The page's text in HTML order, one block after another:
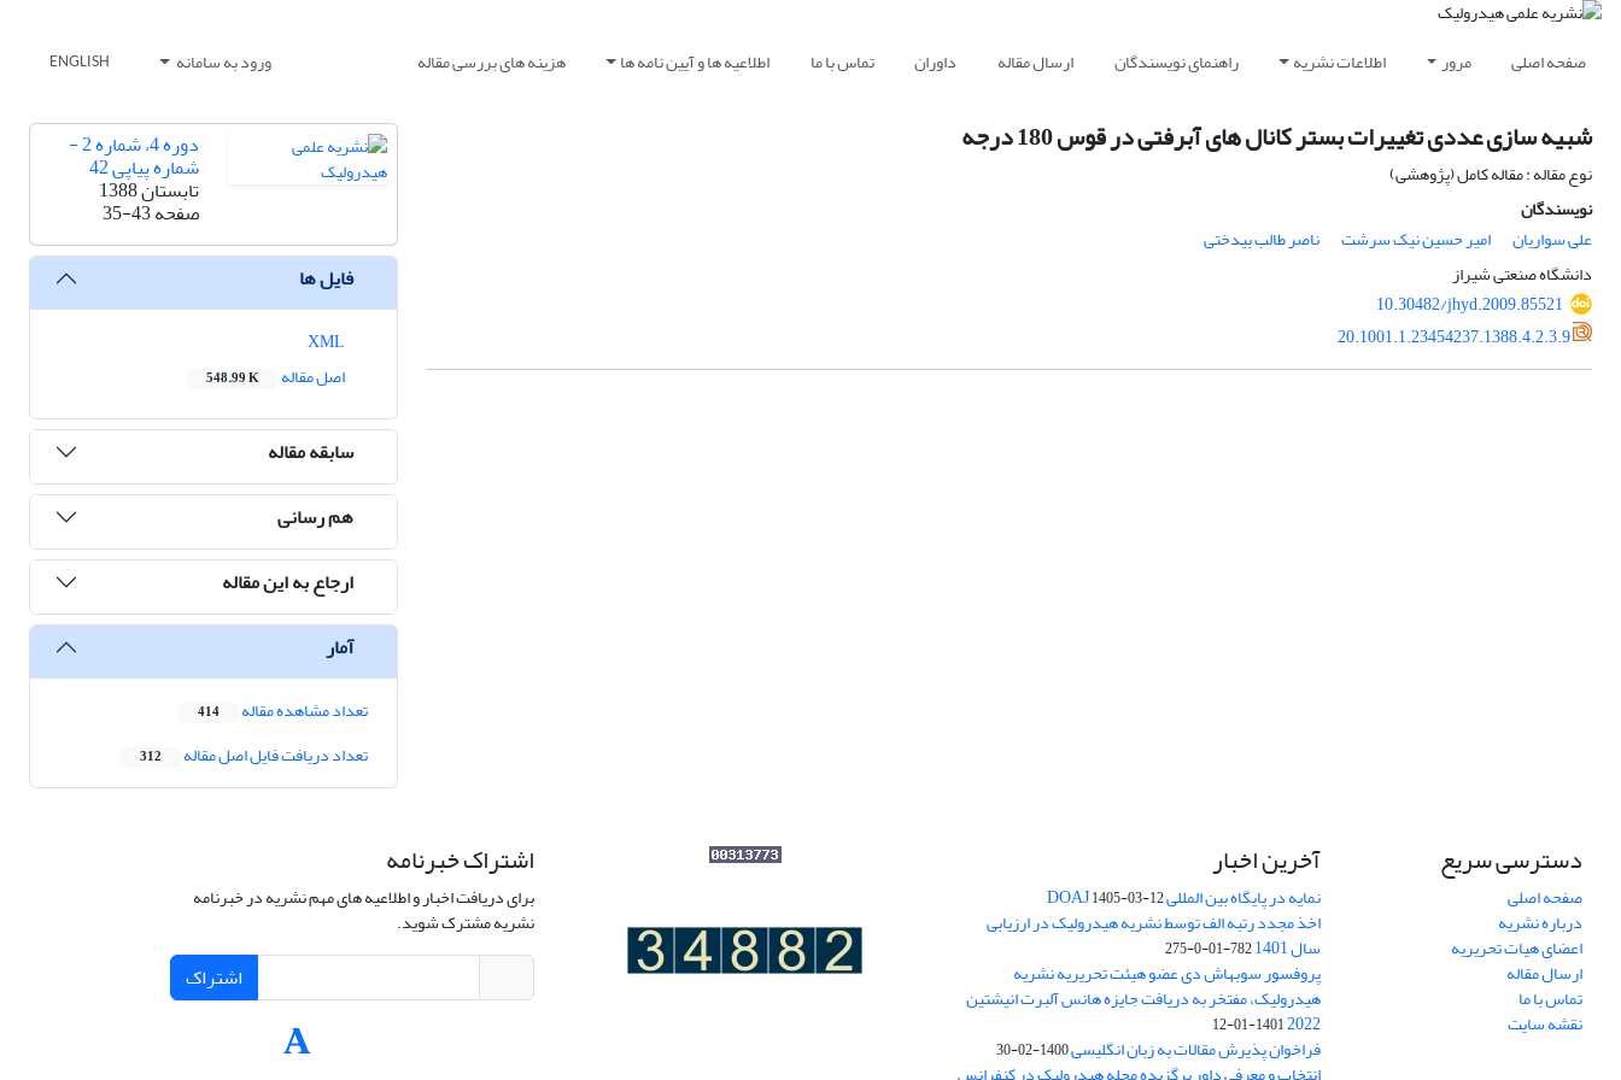
صفحه اصلی مرور اطلاعات نشریه راهنمای نویسندگان ارسال مقاله داوران تماس با ما اطلاعیه ها و آیین نامه ها هزینه های بررسی مقاله ورود به سامانه ENGLISH
شبیه سازی عددی تغییرات بستر کانال های آبرفتی در قوس 180 درجه
نوع مقاله : مقاله کامل (پژوهشی)
نویسندگان
علی سواریان
امیر حسین نیک سرشت
ناصر طالب بیدختی
دانشگاه صنعتی شیراز
10.30482/jhyd.2009.85521
20.1001.1.23454237.1388.4.2.3.9
دوره 4، شماره 2 -
شماره پیاپی 42
تابستان 1388
صفحه35-43
فایل ها
اصل مقاله
548.99 K
سابقه مقاله
هم رسانی
ارجاع به این مقاله
آمار
تعداد مشاهده مقاله 414
تعداد دریافت فایل اصل مقاله 312
دسترسی سریع
صفحه اصلی
درباره نشریه
اعضای هیات تحریریه
ارسال مقاله
تماس با ما
نقشه سایت
آخرین اخبار
نمایه در پایگاه بین المللی DOAJ1405-03-12
اخذ مجدد رتبه الف توسط نشریه هیدرولیک در ارزیابی
سال 1401 782-01-0-275
پروفسور سوبهاش دی عضو هیئت تحریریه نشریه
هیدرولیک، مفتخر به دریافت جایزه هانس آلبرت انیشتین
2022
1401-01-12
فراخوان پذیرش مقالات به زبان انگلیسی1400-02-30
اشتراک خبرنامه
برای دریافت اخبار و اطلاعیه های مهم نشریه در خبرنامه
نشریه مشترک شوید.
اشتراک